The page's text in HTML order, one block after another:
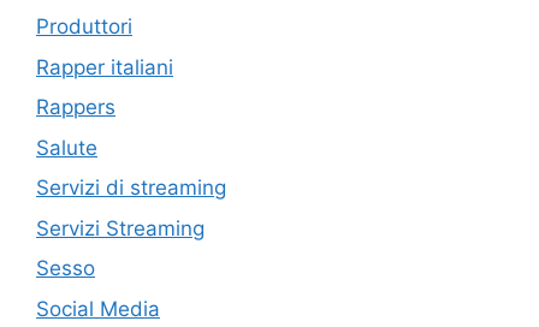
Produttori
Rapper italiani
Rappers
Salute
Servizi di streaming
Servizi Streaming
Sesso
Social Media